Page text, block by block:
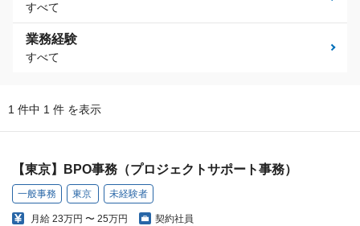
すべて
業務経験
すべて
1 件中 1 件 を表示
【東京】BPO事務（プロジェクトサポート事務）
一般事務 東京 未経験者
月給 23万円 〜 25万円 契約社員